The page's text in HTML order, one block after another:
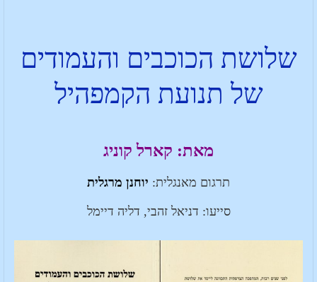
שלושת הכוכבים והעמודים
של תנועת הקמפהיל
מאת: קארל קוניג
תרגום מאנגלית: יוחנן מרגלית
סייעו: דניאל זהבי, דליה דיימל